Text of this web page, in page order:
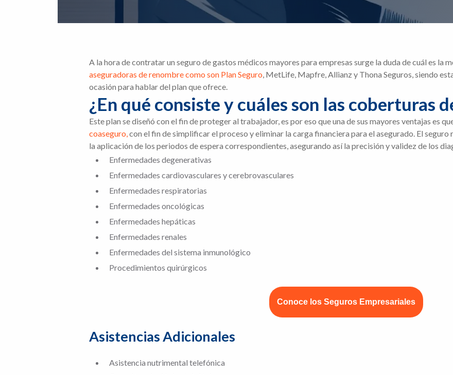
A la hora de contratar un seguro de gastos médicos mayores para empresas surge la duda de cuál es la
aseguradoras de renombre como son Plan Seguro, MetLife, Mapfre, Allianz y Thona Seguros, siendo
ocasión para hablar del plan que ofrece.
¿En qué consiste y cuáles son las coberturas
Este plan se diseñó con el fin de proteger al trabajador, es por eso que una de sus mayores ventajas es
coaseguro,con el fin de simplificar el proceso y eliminar la carga financiera para el asegurado. El
la aplicación de los periodos de espera correspondientes, asegurando así la precisión y validez de los
Enfermedades degenerativas
Enfermedades cardiovasculares y cerebrovasculares
Enfermedades respiratorias
Enfermedades oncológicas
Enfermedades hepáticas
Enfermedades renales
Enfermedades del sistema inmunológico
Procedimientos quirúrgicos
Conoce los Seguros Empresariales
Asistencias Adicionales
Asistencia nutrimental telefónica